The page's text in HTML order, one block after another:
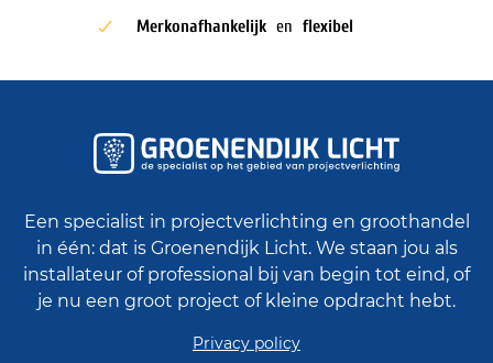
Merkonafhankelijk en flexibel
Een specialist in projectverlichting en groothandel
in één: dat is Groenendijk Licht. We staan jou als
installateur of professional bij van begin tot eind, of
je nu een groot project of kleine opdracht hebt.
Privacy policy